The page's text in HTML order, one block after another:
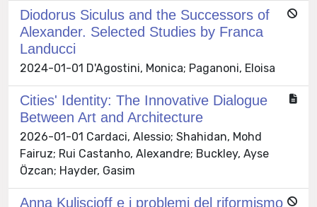
Diodorus Siculus and the Successors of
Alexander. Selected Studies by Franca
Landucci
2024-01-01 D'Agostini, Monica; Paganoni, Eloisa
Cities' Identity: The Innovative Dialogue
Between Art and Architecture
2026-01-01 Cardaci, Alessio; Shahidan, Mohd
Fairuz; Rui Castanho, Alexandre; Buckley, Ayse
Özcan; Hayder, Gasim
Anna Kuliscioff e i problemi del riformismo